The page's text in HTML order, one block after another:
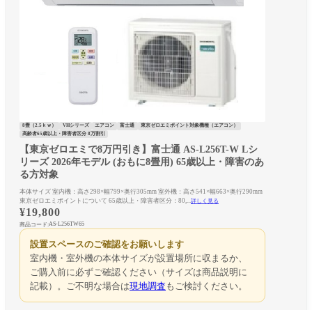
8畳（2.5ｋｗ） VHシリーズ エアコン 富士通
東京ゼロエミポイント対象機種（エアコン）
高齢者65歳以上・障害者区分 8万割引
【東京ゼロエミで8万円引き】富士通 AS-L256T-W Lシ
リーズ 2026年モデル (おもに8畳用) 65歳以上・障害のあ
る方対象
本体サイズ 室内機：高さ298×幅799×奥行305mm 室外機：高さ541×幅663×奥行290mm
東京ゼロエミポイントについて 65歳以上・障害者区分：80,...詳しく見る
¥19,800
商品コード:AS-L256TW65
設置スペースのご確認をお願いします
室内機・室外機の本体サイズが設置場所に収まるか、
ご購入前に必ずご確認ください（サイズは商品説明に
記載）。ご不明な場合は現地調査 もご検討ください。